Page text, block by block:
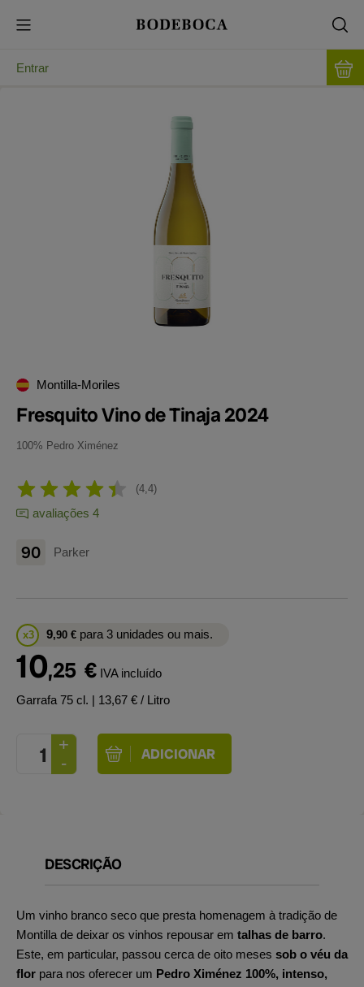
Entrar
Montilla-Moriles
Fresquito Vino de Tinaja 2024
100% Pedro Ximénez
4,4
avaliações 4
90 Parker
x3 9,90 € para 3 unidades ou mais.
10,25 € IVA incluído
Garrafa 75 cl. | 13,67 € / Litro
DESCRIÇÃO
Um vinho branco seco que presta homenagem à tradição de
Montilla de deixar os vinhos repousar em talhas de barro.
Este, em particular, passou cerca de oito meses sob o véu da
flor para nos oferecer um Pedro Ximénez 100%, intenso,